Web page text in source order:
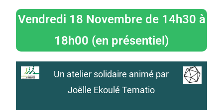
Vendredi 18 Novembre de 14h30 à
18h00 (en présentiel)
Un atelier solidaire animé par
Joëlle Ekoulé Tematio